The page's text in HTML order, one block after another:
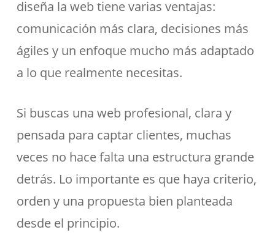
diseña la web tiene varias ventajas:
comunicación más clara, decisiones más
ágiles y un enfoque mucho más adaptado
a lo que realmente necesitas.
Si buscas una web profesional, clara y
pensada para captar clientes, muchas
veces no hace falta una estructura grande
detrás. Lo importante es que haya criterio,
orden y una propuesta bien planteada
desde el principio.